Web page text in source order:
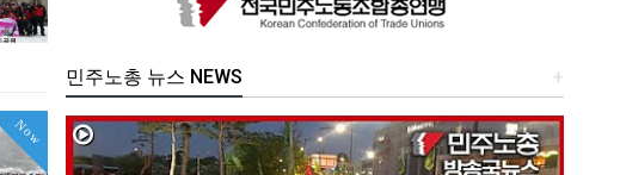
Now
+
민주노총 뉴스 NEWS